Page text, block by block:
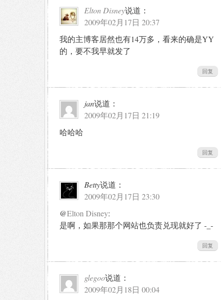
Elton Disney说道：
2009年02月17日 20:37
我的主博客居然也有14万多，看来的确是YY
的，要不我早就发了
回复
jan说道：
2009年02月17日 21:19
哈哈哈
回复
Betty说道：
2009年02月17日 23:30
@Elton Disney:
是啊，如果那那个网站也负责兑现就好了 -_-
回复
glegoo说道：
2009年02月18日 00:04